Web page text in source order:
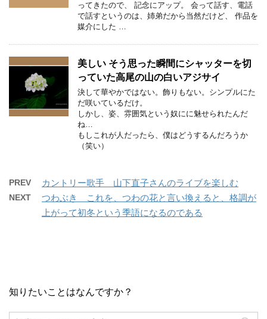
ってきたので、 記念にアップ。 会って話す、電話
で話すというのは、姉弟だから当然だけど、 作品を
媒介にした …
美しい そう思った瞬間にシャッターを切
っていた高尾の山の白いアジサイ
決して華やかではない。飾りもない。シンプルにた
だ咲いているだけ。
しかし、姿、雰囲気という奴にに魅せられたんだ
ね…
もしこれが人だったら、僕はどうするんだろうか
（笑い）
PREV カントリー歌手 山下直子さんのライブを楽しむ
NEXT
つわぶき これを、つわの花と言い換えると、格調が
上がって初冬という季語になるのである
知りたいことはなんですか？